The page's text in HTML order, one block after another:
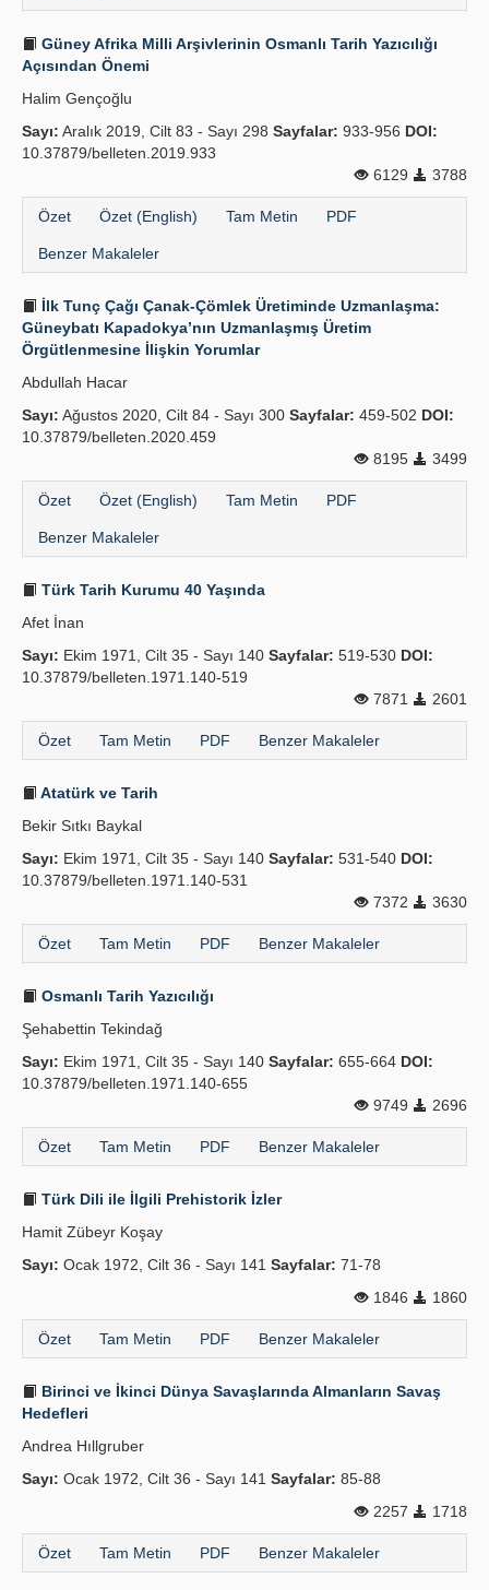
Güney Afrika Milli Arşivlerinin Osmanlı Tarih Yazıcılığı
Açısından Önemi
Halim Gençoğlu
Sayı: Aralık 2019, Cilt 83 - Sayı 298 Sayfalar: 933-956 DOI:
10.37879/belleten.2019.933
6129
3788
Özet Özet (English) Tam Metin PDF
Benzer Makaleler
İlk Tunç Çağı Çanak-Çömlek Üretiminde Uzmanlaşma:
Güneybatı Kapadokya’nın Uzmanlaşmış Üretim
Örgütlenmesine İlişkin Yorumlar
Abdullah Hacar
Sayı: Ağustos 2020, Cilt 84 - Sayı 300 Sayfalar: 459-502 DOI:
10.37879/belleten.2020.459
8195
3499
Özet Özet (English) Tam Metin PDF
Benzer Makaleler
Türk Tarih Kurumu 40 Yaşında
Afet İnan
Sayı: Ekim 1971, Cilt 35 - Sayı 140 Sayfalar: 519-530 DOI:
10.37879/belleten.1971.140-519
7871
2601
Özet Tam Metin PDF Benzer Makaleler
Atatürk ve Tarih
Bekir Sıtkı Baykal
Sayı: Ekim 1971, Cilt 35 - Sayı 140 Sayfalar: 531-540 DOI:
10.37879/belleten.1971.140-531
7372
3630
Özet Tam Metin PDF Benzer Makaleler
Osmanlı Tarih Yazıcılığı
Şehabettin Tekindağ
Sayı: Ekim 1971, Cilt 35 - Sayı 140 Sayfalar: 655-664 DOI:
10.37879/belleten.1971.140-655
9749
2696
Özet Tam Metin PDF Benzer Makaleler
Türk Dili ile İlgili Prehistorik İzler
Hamit Zübeyr Koşay
Sayı: Ocak 1972, Cilt 36 - Sayı 141 Sayfalar: 71-78
1846
1860
Özet Tam Metin PDF Benzer Makaleler
Birinci ve İkinci Dünya Savaşlarında Almanların Savaş
Hedefleri
Andrea Hıllgruber
Sayı: Ocak 1972, Cilt 36 - Sayı 141 Sayfalar: 85-88
2257
1718
Özet Tam Metin PDF Benzer Makaleler